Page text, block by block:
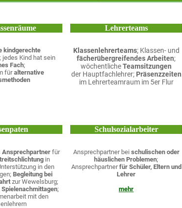
kindgerechte
jedes Kind hat sein
Fach;
füralternative
Lehrerteams
Klassenlehrerteams; Klassen- und
fächerübergreifendes Arbeiten;
wöchentlicheTeamsitzungen
der Hauptfachlehrer; Präsenzzeiten
im Lehrerteamraum im 5er Flur
Ansprechpartner für
in
in den
Begleitung bei
zur Wewelsburg;
Spielenachmittagen;
mit den
Schulsozialarbeiter
Ansprechpartner bei schulischen oder
häuslichen Problemen;
Ansprechpartnerfür Schüler, Eltern und
Lehrer
mehr